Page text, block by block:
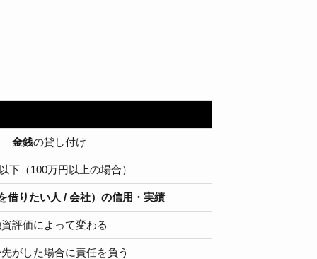
金銭の貸し付け
下（100万円以上の場合）
借りたい人 / 会社）の信用・実績
評価によって変わる
がした場合に責任を負う